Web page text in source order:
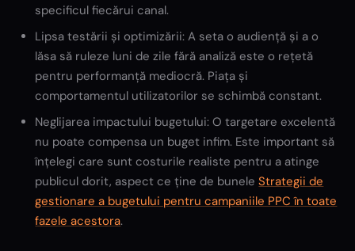
specificul fiecărui canal.
Lipsa testării și optimizării: A seta o audiență și a o
lăsa să ruleze luni de zile fără analiză este o rețetă
pentru performanță mediocră. Piața și
comportamentul utilizatorilor se schimbă constant.
Neglijarea impactului bugetului: O targetare excelentă
nu poate compensa un buget infim. Este important să
înțelegi care sunt costurile realiste pentru a atinge
publicul dorit, aspect ce ține de buneleStrategii de
gestionare a bugetului pentru campaniile PPC în toate
fazele acestora.